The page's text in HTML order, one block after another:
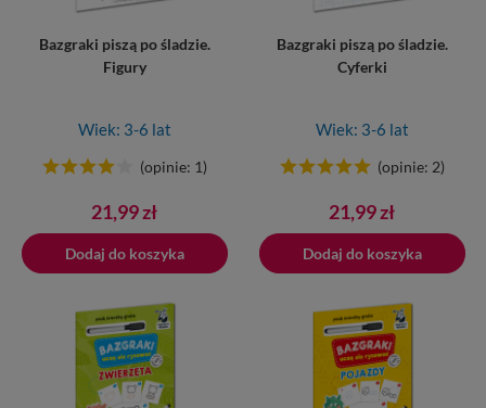
Bazgraki piszą po śladzie.
Figury
Wiek: 3-6 lat
(opinie: 1)
Cena
21,99 zł
Dodaj do koszyka
Bazgraki piszą po śladzie.
Cyferki
Wiek: 3-6 lat
(opinie: 2)
Cena
21,99 zł
Dodaj do koszyka
Dodano do koszyka